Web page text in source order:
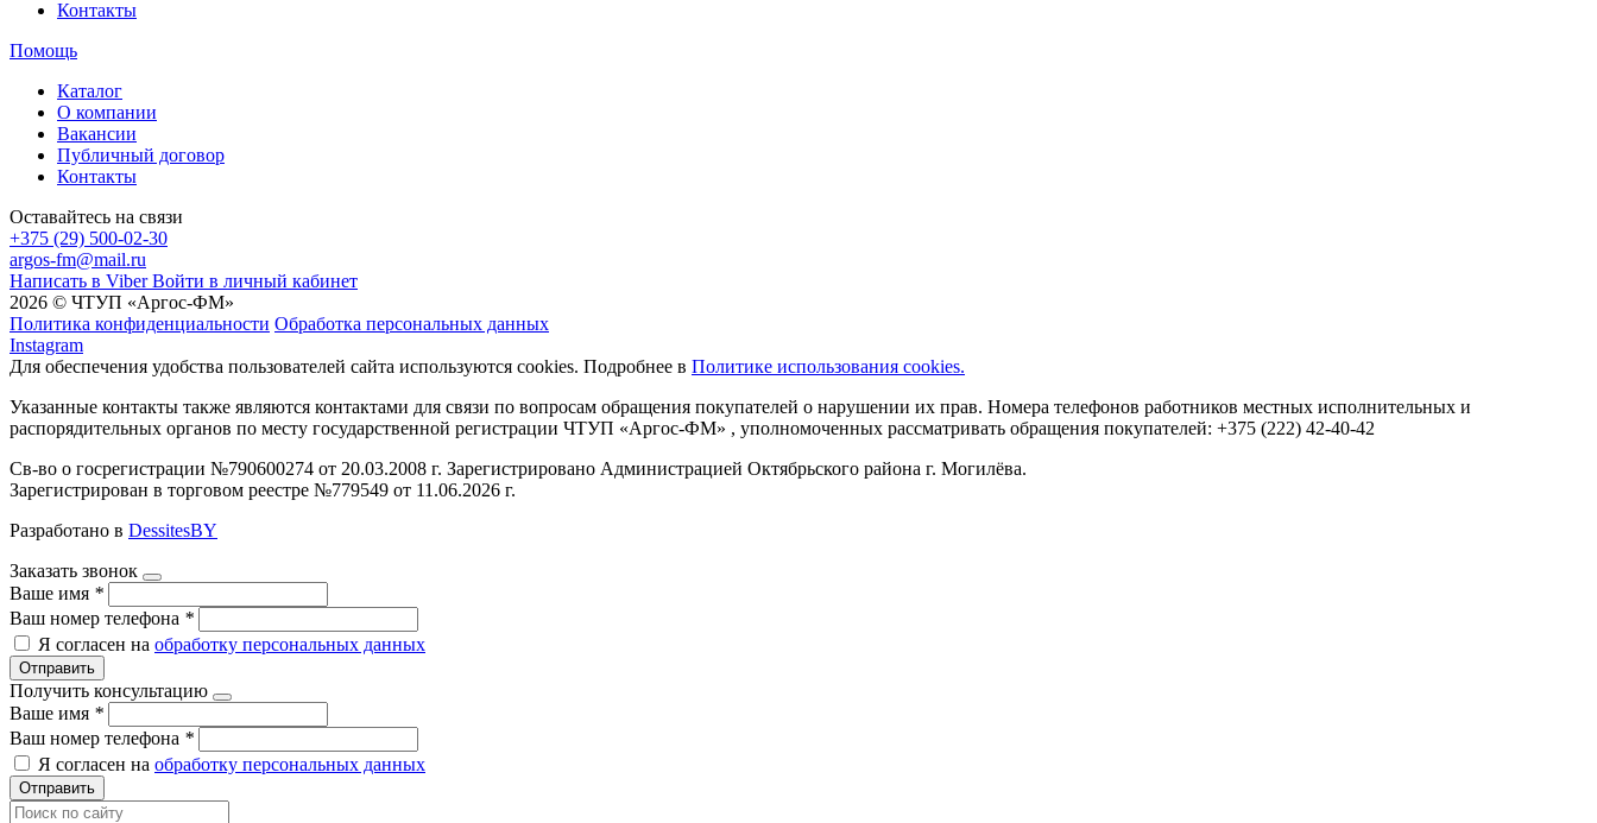
Контакты
Помощь
Каталог
О компании
Вакансии
Публичный договор
Контакты
Оставайтесь на связи
+375 (29) 500-02-30
argos-fm@mail.ru
Написать в Viber Войти в личный кабинет
2026 © ЧТУП «Аргос-ФМ»
Политика конфиденциальности Обработка персональных данных
Instagram
Для обеспечения удобства пользователей сайта используются cookies. Подробнее в Политике использования cookies.
Указанные контакты также являются контактами для связи по вопросам обращения покупателей о нарушении их прав. Номера телефонов работников местных исполнительных и
распорядительных органов по месту государственной регистрации ЧТУП «Аргос-ФМ» , уполномоченных рассматривать обращения покупателей: +375 (222) 42-40-42
Св-во о госрегистрации №790600274 от 20.03.2008 г. Зарегистрировано Администрацией Октябрьского района г. Могилёва.
Зарегистрирован в торговом реестре №779549 от 11.06.2026 г.
Разработано в DessitesBY
Заказать звонок
Ваше имя *
Ваш номер телефона *
Я согласен на обработку персональных данных
Отправить
Получить консультацию
Ваше имя *
Ваш номер телефона *
Я согласен на обработку персональных данных
Отправить